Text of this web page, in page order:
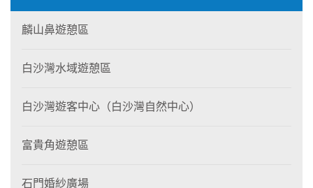
麟山鼻遊憩區
白沙灣水域遊憩區
白沙灣遊客中心（白沙灣自然中心）
富貴角遊憩區
石門婚紗廣場